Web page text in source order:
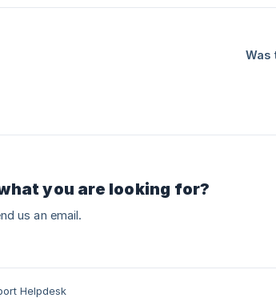
Was
you are looking for?
us an email.